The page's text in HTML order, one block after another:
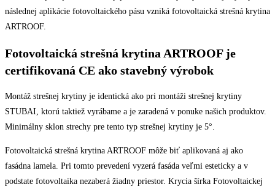
následnej aplikácie fotovoltaického pásu vzniká fotovoltaická strešná krytina
ARTROOF.
Fotovoltaická strešná krytina ARTROOF je
certifikovaná CE ako stavebný výrobok
Montáž strešnej krytiny je identická ako pri montáži strešnej krytiny
STUBAI, ktorú taktiež vyrábame a je zaradená v ponuke našich produktov.
Minimálny sklon strechy pre tento typ strešnej krytiny je 5°.
Fotovoltaická strešná krytina ARTROOF môže biť aplikovaná aj ako
fasádna lamela. Pri tomto prevedení vyzerá fasáda veľmi esteticky a v
podstate fotovoltaika nezaberá žiadny priestor. Krycia šírka Fotovoltaickej